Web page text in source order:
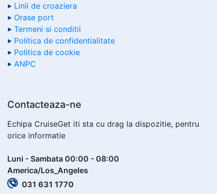
Linii de croaziera
Orase port
Termeni si conditii
Politica de confidentialitate
Politica de cookie
ANPC
Contacteaza-ne
Echipa CruiseGet iti sta cu drag la dispozitie, pentru
orice informatie
Luni - Sambata 00:00 - 08:00
America/Los_Angeles
031 631 1770